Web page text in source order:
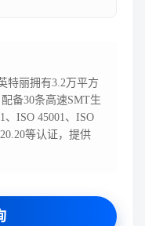
特丽拥有3.2万平方
备30条高速SMT生
、ISO 45001、ISO
等认证，提供